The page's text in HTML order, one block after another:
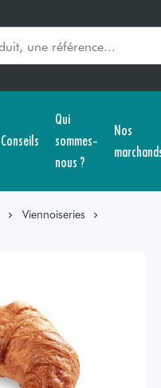
Conseils
Qui
sommes-
nous ?
Nos
Viennoiseries